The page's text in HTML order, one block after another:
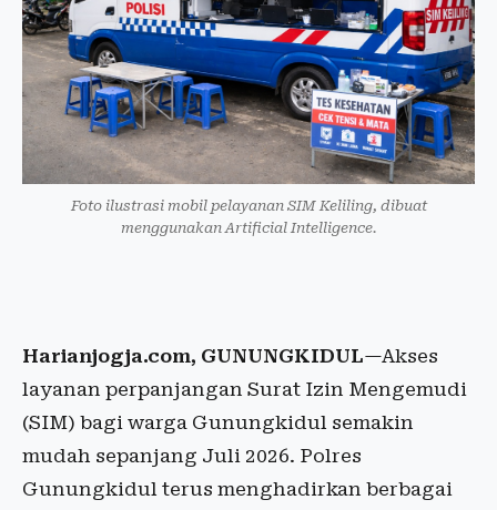
Foto ilustrasi mobil pelayanan SIM Keliling, dibuat
menggunakan Artificial Intelligence.
Harianjogja.com, GUNUNGKIDUL—Akses
layanan perpanjangan Surat Izin Mengemudi
(SIM) bagi warga Gunungkidul semakin
mudah sepanjang Juli 2026. Polres
Gunungkidul terus menghadirkan berbagai